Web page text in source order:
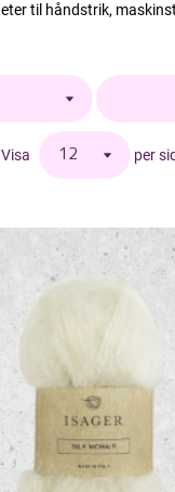
til håndstrik,
Visa per